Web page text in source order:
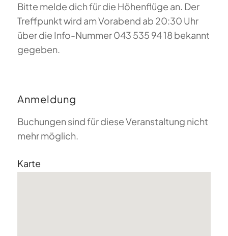
Bitte melde dich für die Höhenflüge an. Der
Treffpunkt wird am Vorabend ab 20:30 Uhr
über die Info-Nummer 043 535 94 18 bekannt
gegeben.
Anmeldung
Buchungen sind für diese Veranstaltung nicht
mehr möglich.
Karte